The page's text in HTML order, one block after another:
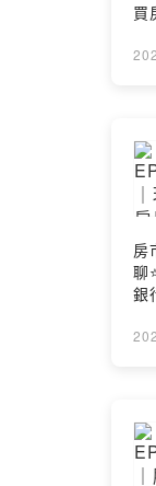
買
房
聊⭐https://bit.ly/
銀